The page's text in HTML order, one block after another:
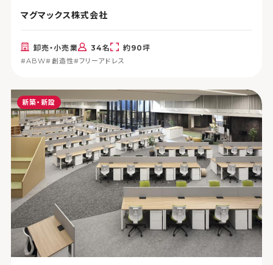
マグマックス株式会社
卸売・小売業 34名 約90坪
#ABW#創造性#フリーアドレス
新築・新設